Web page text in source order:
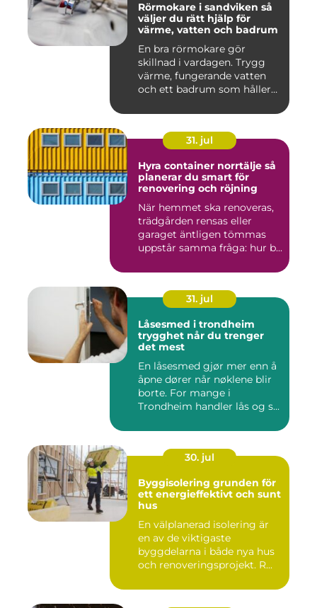
Rörmokare i sandviken så
väljer du rätt hjälp för
värme, vatten och badrum
En bra rörmokare gör
skillnad i vardagen. Trygg
värme, fungerande vatten
och ett badrum som håller
31. jul
Hyra container norrtälje så
planerar du smart för
renovering och röjning
När hemmet ska renoveras,
trädgården rensas eller
garaget äntligen tömmas
uppstår samma fråga: hur b...
31. jul
Låsesmed i trondheim
trygghet når du trenger
det mest
En låsesmed gjør mer enn å
åpne dører når nøklene blir
borte. For mange i
Trondheim handler lås og s...
30. jul
Byggisolering grunden för
ett energieffektivt och sunt
hus
En välplanerad isolering är
en av de viktigaste
byggdelarna i både nya hus
och renoveringsprojekt. R...